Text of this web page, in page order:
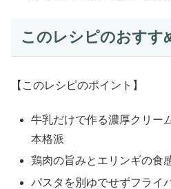
このレシピのおすす
【このレシピのポイント】
牛乳だけで作る濃厚クリー
本格派
鶏肉の旨みとエリンギの食
パスタを別ゆでせずフライ